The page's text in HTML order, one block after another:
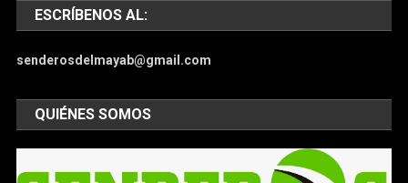
ESCRÍBENOS AL:
senderosdelmayab@gmail.com
QUIÉNES SOMOS